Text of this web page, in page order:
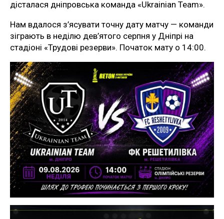
дісталася дніпровська команда «Ukrainian Team».
Нам вдалося з’ясувати точну дату матчу — команди
зіграють в неділю дев’ятого серпня у Дніпрі на
стадіоні «Трудові резерви». Початок мату о 14:00.